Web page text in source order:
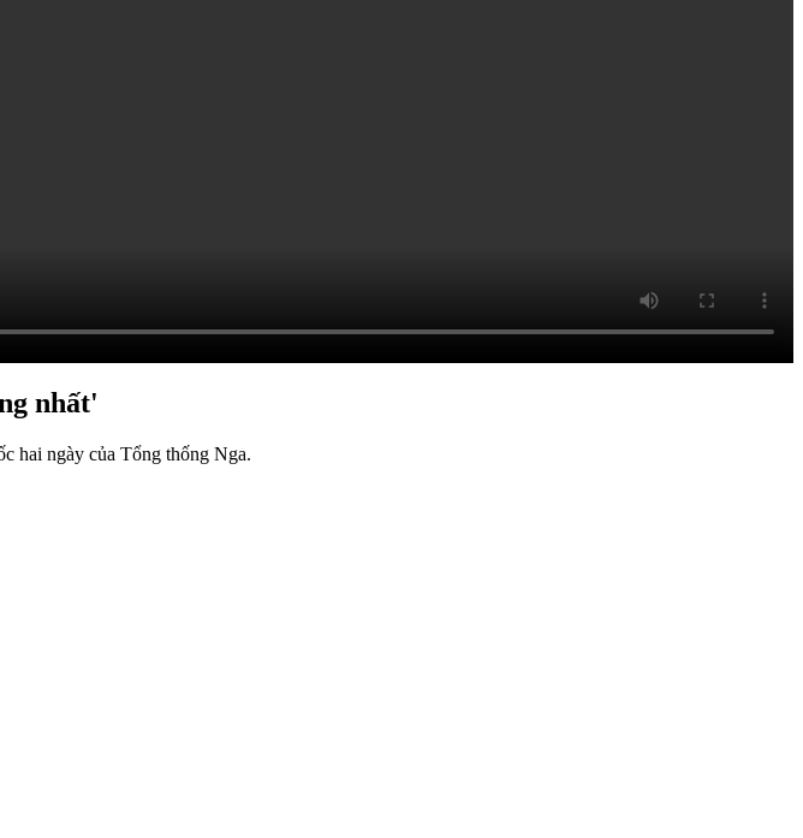
nhất'
hai ngày của Tổng thống Nga.